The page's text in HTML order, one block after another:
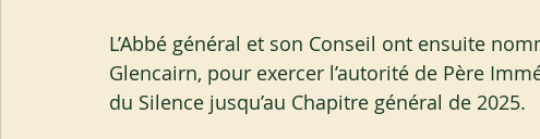
L’Abbé général et son Conseil ont ensuite
Glencairn, pour exercer l’autorité de Père
du Silence jusqu’au Chapitre général de 2025.